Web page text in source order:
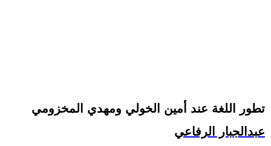
تطور اللغة عند أمين الخولي ومهدي المخزومي
عبدالجبار الرفاعي